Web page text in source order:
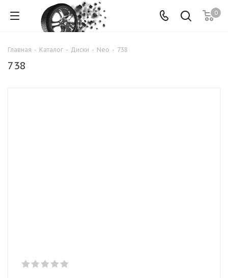
0
Главная - Каталог - Диски - Neo - 738
738